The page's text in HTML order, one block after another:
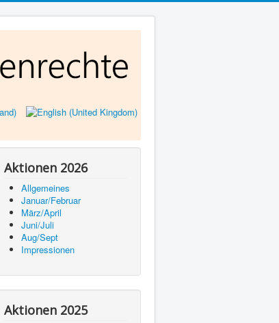
Aktionen 2026
Allgemeines
Januar/Februar
März/April
Juni/Juli
Aug/Sept
Impressionen
Aktionen 2025